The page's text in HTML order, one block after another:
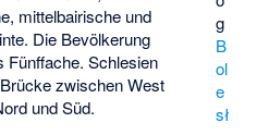
g
B
ol
e
sł
mittelbairische und
Die Bevölkerung
Fünffache. Schlesien
zwischen West
und Süd.